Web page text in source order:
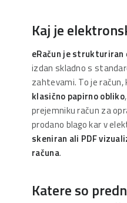
Kaj je
eRačun je
izdan skladno s
zahtevami. To je račun,
klasično papirno obliko
prejemniku račun za
prodano blago kar v
skeniran ali PDF
računa.
Katere so